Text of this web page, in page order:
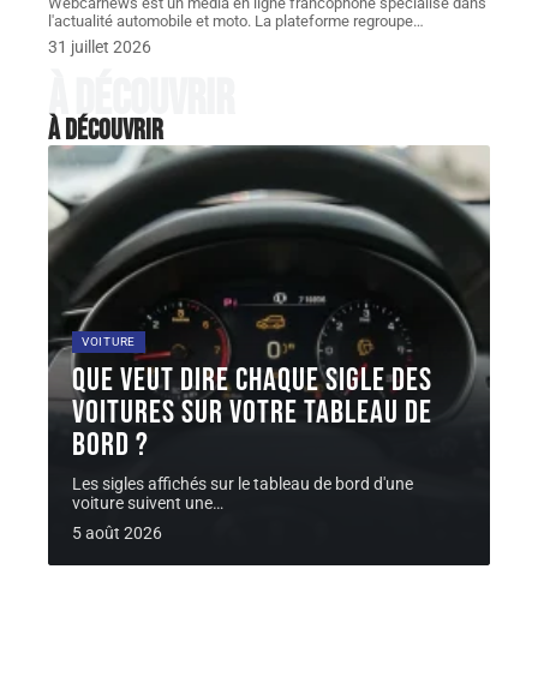
l'actualité automobile et moto. La plateforme regroupe…
31 juillet 2026
À découvrir
À découvrir
VOITURE
Que veut dire chaque sigle des
voitures sur votre tableau de
bord ?
Les sigles affichés sur le tableau de bord d'une
voiture suivent une…
5 août 2026